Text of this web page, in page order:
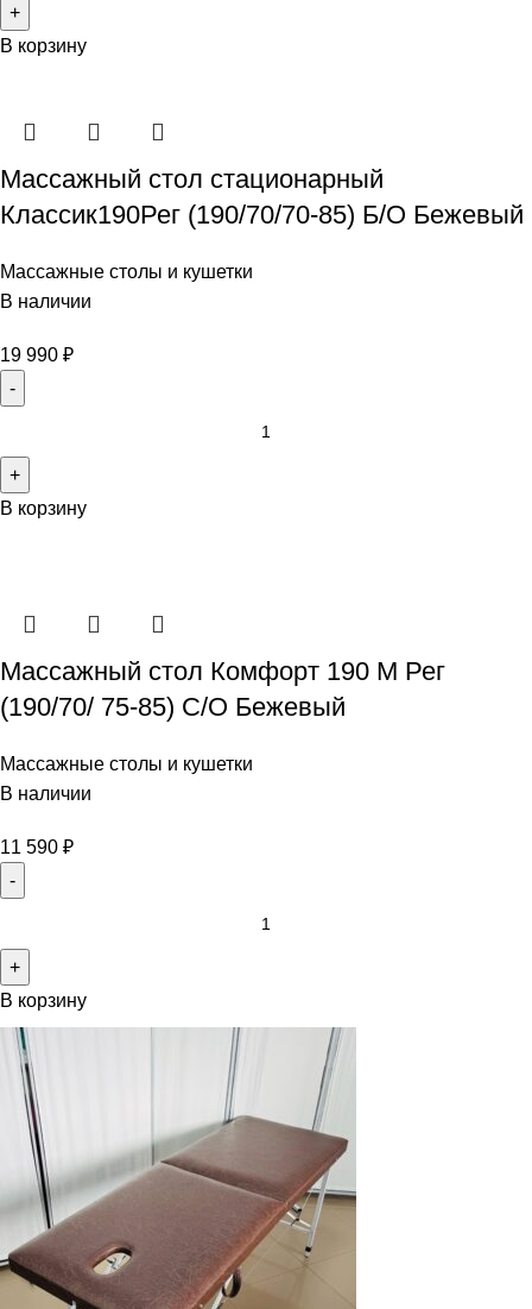
В корзину
Массажный стол стационарный
Классик190Рег (190/70/70-85) Б/О Бежевый
Массажные столы и кушетки
В наличии
19 990 ₽
В корзину
Массажный стол Комфорт 190 М Рег
(190/70/ 75-85) С/О Бежевый
Массажные столы и кушетки
В наличии
11 590 ₽
В корзину